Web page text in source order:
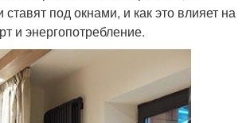
под окнами, и как это влияет на
и энергопотребление.